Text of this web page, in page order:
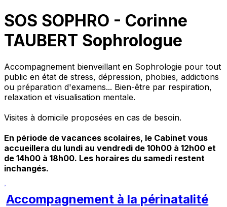
SOS SOPHRO - Corinne
TAUBERT Sophrologue
Accompagnement bienveillant en Sophrologie pour tout
public en état de stress, dépression, phobies, addictions
ou préparation d'examens... Bien-être par respiration,
relaxation et visualisation mentale.
Visites à domicile proposées en cas de besoin.
En période de vacances scolaires, le Cabinet vous
accueillera du lundi au vendredi de 10h00 à 12h00 et
de 14h00 à 18h00. Les horaires du samedi restent
inchangés.
Accompagnement à la périnatalité